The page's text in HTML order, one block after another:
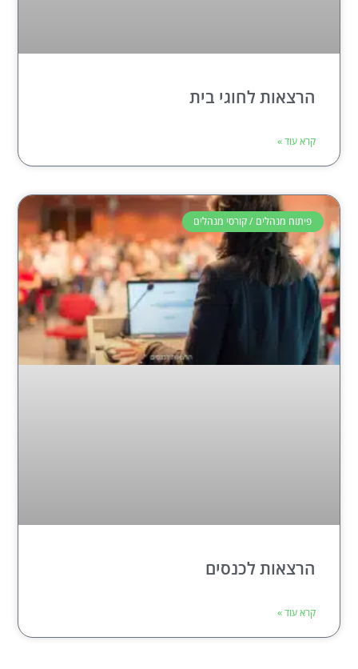
הרצאות לחוגי בית
קרא עוד »
פיתוח מנהלים / קורסי מנהלים
הרצאות לכנסים
קרא עוד »